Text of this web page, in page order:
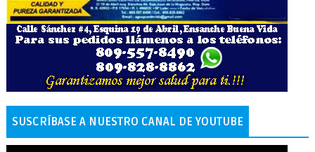
SUSCRÍBASE A NUESTRO CANAL DE YOUTUBE